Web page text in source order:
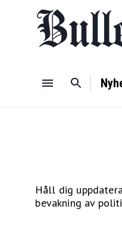
Håll dig
bevakning av